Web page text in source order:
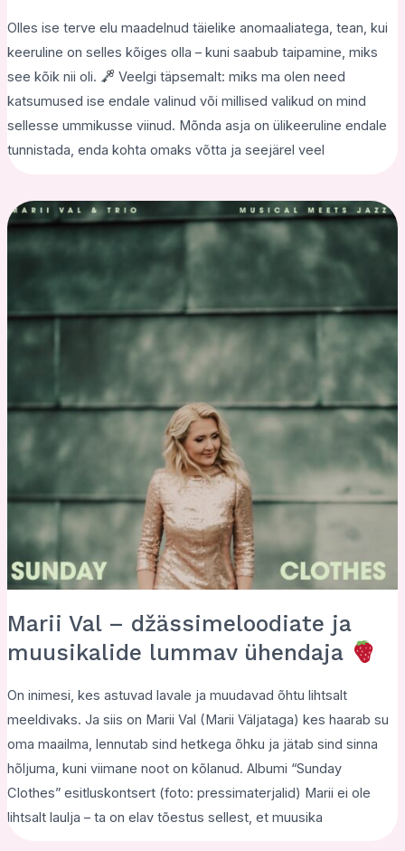
Olles ise terve elu maadelnud täielike anomaaliatega, tean, kui
keeruline on selles kõiges olla – kuni saabub taipamine, miks
see kõik nii oli.
Veelgi täpsemalt: miks ma olen need
katsumused ise endale valinud või millised valikud on mind
sellesse ummikusse viinud. Mõnda asja on ülikeeruline endale
tunnistada, enda kohta omaks võtta ja seejärel veel
Marii Val – džässimeloodiate ja
muusikalide lummav ühendaja
On inimesi, kes astuvad lavale ja muudavad õhtu lihtsalt
meeldivaks. Ja siis on Marii Val (Marii Väljataga) kes haarab su
oma maailma, lennutab sind hetkega õhku ja jätab sind sinna
hõljuma, kuni viimane noot on kõlanud. Albumi “Sunday
Clothes” esitluskontsert (foto: pressimaterjalid) Marii ei ole
lihtsalt laulja – ta on elav tõestus sellest, et muusika